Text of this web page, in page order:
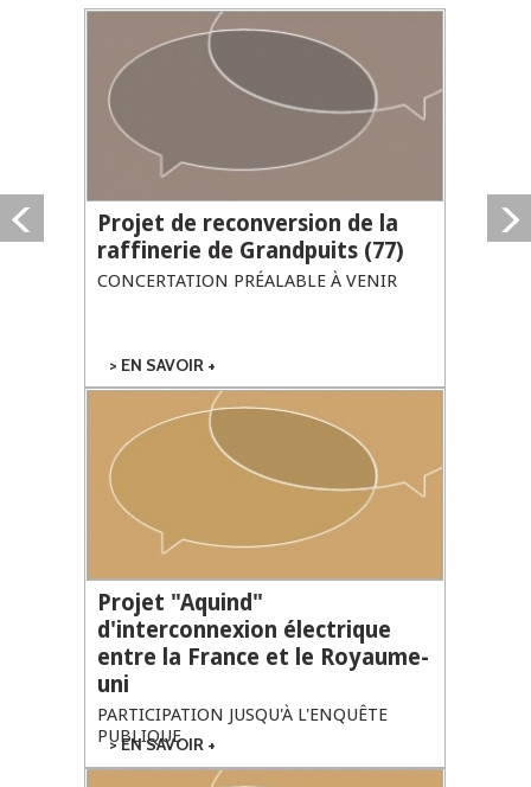
Projet de reconversion de la
raffinerie de Grandpuits (77)
CONCERTATION PRÉALABLE À VENIR
EN SAVOIR +
RECONVERSION
DE LA
RAFFINERIE DE
GRANDPUITS
(77)
Projet "Aquind"
d'interconnexion électrique
entre la France et le Royaume-
uni
PARTICIPATION JUSQU'À L'ENQUÊTE
PUBLIQUE
EN SAVOIR +
"AQUIND"